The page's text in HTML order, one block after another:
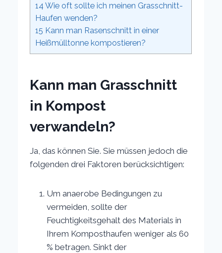
14 Wie oft sollte ich meinen Grasschnitt-
Haufen wenden?
15 Kann man Rasenschnitt in einer
Heißmülltonne kompostieren?
Kann man Grasschnitt
in Kompost
verwandeln?
Ja, das können Sie. Sie müssen jedoch die
folgenden drei Faktoren berücksichtigen:
Um anaerobe Bedingungen zu
vermeiden, sollte der
Feuchtigkeitsgehalt des Materials in
Ihrem Komposthaufen weniger als 60
% betragen. Sinkt der